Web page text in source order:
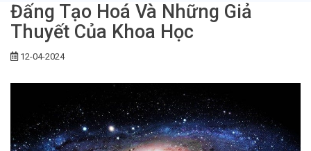
Đấng Tạo Hoá Và Những Giả
Thuyết Của Khoa Học
12-04-2024